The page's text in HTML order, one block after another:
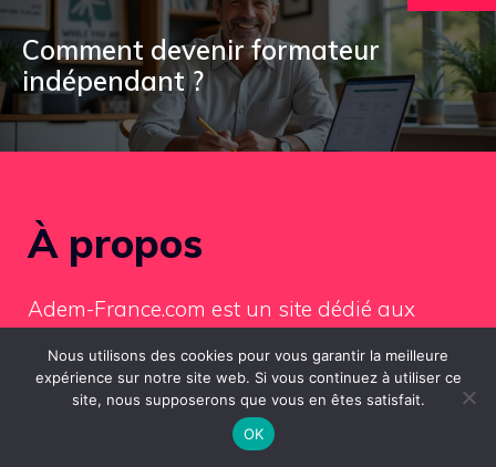
Comment devenir formateur
indépendant ?
À propos
Adem-France.com est un site dédié aux
bonnes pratiques en entreprise, à
l'immobilier, l'investissement et le marché
locatif, offrant des conseils pratiques, des
analyses et des informations pour
Nous utilisons des cookies pour vous garantir la meilleure
expérience sur notre site web. Si vous continuez à utiliser ce
site, nous supposerons que vous en êtes satisfait.
OK